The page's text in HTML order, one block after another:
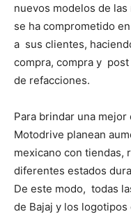
nuevos modelos de
se ha comprometido
a sus clientes,
compra, compra y
de refacciones.
Para brindar una
Motodrive planean
mexicano con tiendas,
diferentes estados
De este modo, todas
de Bajaj y los